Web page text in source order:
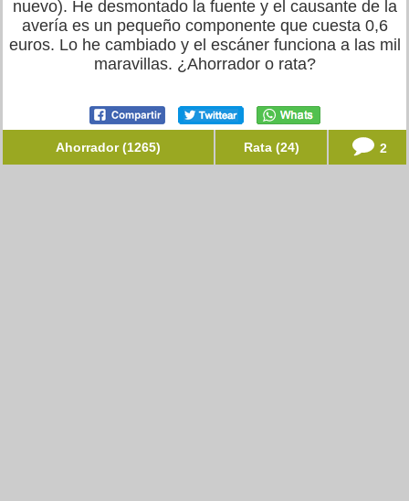
nuevo). He desmontado la fuente y el causante de la
avería es un pequeño componente que cuesta 0,6
euros. Lo he cambiado y el escáner funciona a las mil
maravillas. ¿Ahorrador o rata?
Ahorrador (1265) Rata (24) 2